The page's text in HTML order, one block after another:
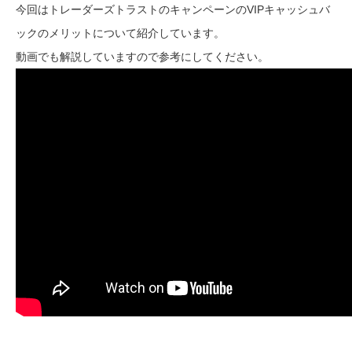
今回はトレーダーズトラストのキャンペーンのVIPキャッシュバ
ックのメリットについて紹介しています。
動画でも解説していますので参考にしてください。